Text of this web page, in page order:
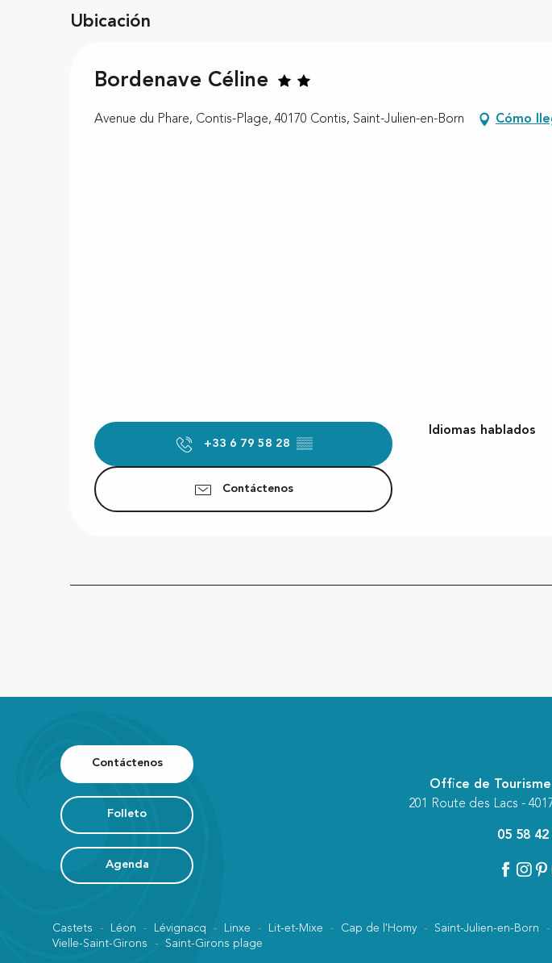
Ubicación
Bordenave Céline
Avenue du Phare, Contis-Plage, 40170 Contis, Saint-Julien-en-Born Cómo
+33 6 79 58 28 ▒▒
Contáctenos
Idiomas hablados
Idiomas hablados
Contáctenos
Folleto
Agenda
Office de
201 Route des Lacs -
05 58 42
Castets Léon Lévignacq Linxe Lit-et-Mixe Cap de l'Homy Saint-Julien-en-Born
Vielle-Saint-Girons
Saint-Girons plage